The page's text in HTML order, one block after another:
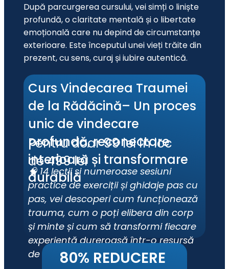
După parcurgerea cursului, vei simți o liniște
profundă, o claritate mentală și o libertate
emoțională care nu depind de circumstanțe
exterioare. Este începutul unei vieți trăite din
prezent, cu sens, curaj și iubire autentică.
Curs Vindecarea Traumei
de la Rădăcină– Un proces
unic de vindecare
profundă, reconectare
interioară și transformare
durabilă
Pentru doar 99 lei în loc
de 499 lei
🧠 14 lecții și numeroase sesiuni
practice de exerciții și ghidaje pas cu
pas, vei descoperi cum funcționează
trauma, cum o poți elibera din corp
și minte și cum să transformi fiecare
experiență dureroasă într-o resursă
de putere.80% REDUCERE